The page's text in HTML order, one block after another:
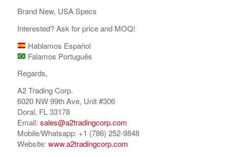
Brand New, USA Specs
Interested? Ask for price and MOQ!
Hablamos Español
Falamos Português
Regards,
A2 Trading Corp.
6020 NW 99th Ave, Unit #306
Doral, FL 33178
Email: sales@a2tradingcorp.com
Mobile/Whatsapp: +1 (786) 252-9848
Website: www.a2tradingcorp.com